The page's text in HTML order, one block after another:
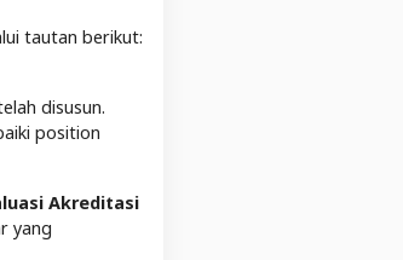
tautan berikut:
disusun.
position
Akreditasi
yang